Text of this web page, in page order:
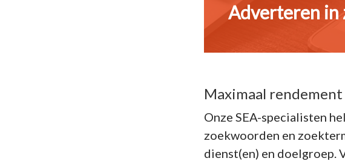
Adverteren in
Maximaal
Onze SEA-specialisten
zoekwoorden en
dienst(en) en doelgroep.